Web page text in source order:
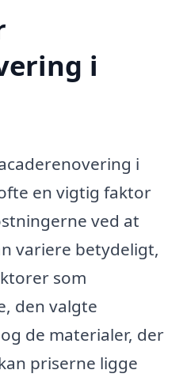
i
i
en vigtig faktor
ved at
variere betydeligt,
som
den valgte
de materialer, der
priserne ligge